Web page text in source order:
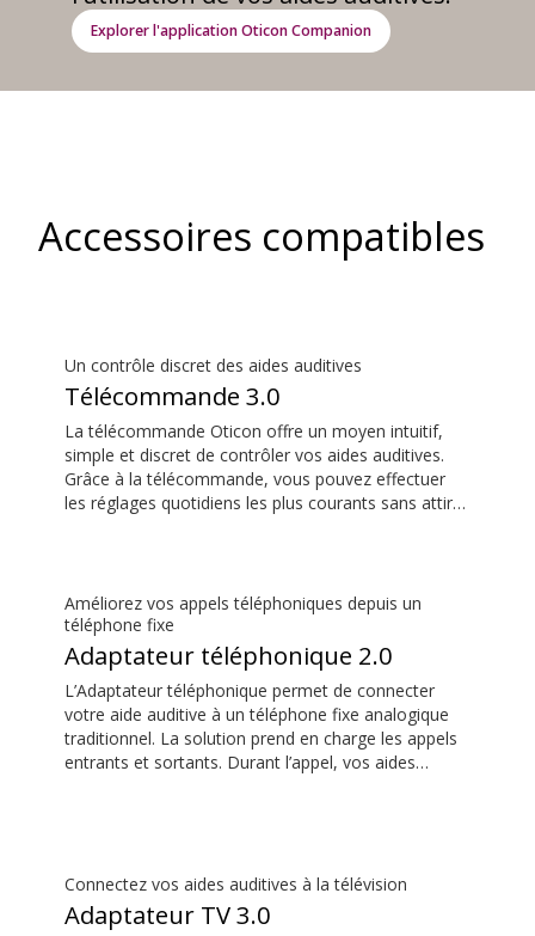
Explorer l'application Oticon Companion
Accessoires compatibles
Un contrôle discret des aides auditives
Télécommande 3.0
La télécommande Oticon offre un moyen intuitif,
simple et discret de contrôler vos aides auditives.
Grâce à la télécommande, vous pouvez effectuer
les réglages quotidiens les plus courants sans attirer
Améliorez vos appels téléphoniques depuis un
téléphone fixe
Adaptateur téléphonique 2.0
L’Adaptateur téléphonique permet de connecter
votre aide auditive à un téléphone fixe analogique
traditionnel. La solution prend en charge les appels
entrants et sortants. Durant l’appel, vos aides
téléphone fixe.
Connectez vos aides auditives à la télévision
Adaptateur TV 3.0